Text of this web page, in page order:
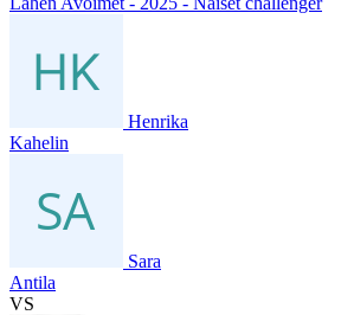
Henrika
Kahelin
Sara
Antila
VS